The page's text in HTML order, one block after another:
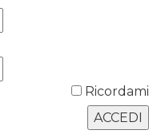
Ricordami